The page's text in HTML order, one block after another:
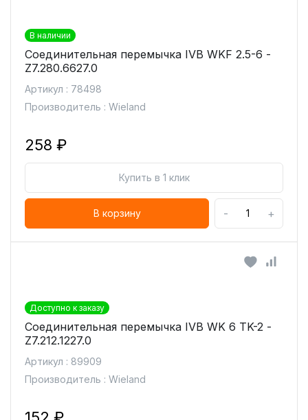
В наличии
Соединительная перемычка IVB WKF 2.5-6 -
Z7.280.6627.0
Артикул : 78498
Производитель : Wieland
258 ₽
Купить в 1 клик
В корзину - +
Доступно к заказу
Соединительная перемычка IVB WK 6 TK-2 -
Z7.212.1227.0
Артикул : 89909
Производитель : Wieland